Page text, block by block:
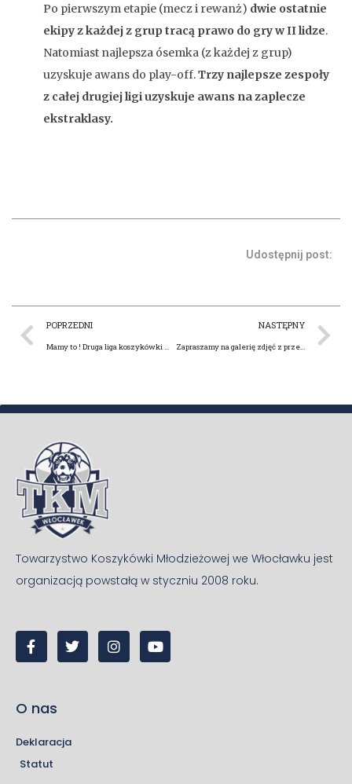
Po pierwszym etapie (mecz i rewanż) dwie ostatnie
ekipy z każdej z grup tracą prawo do gry w II lidze.
Natomiast najlepsza ósemka (z każdej z grup)
uzyskuje awans do play-off.Trzy najlepsze zespoły
z całej drugiej ligi uzyskuje awans na zaplecze
ekstraklasy.
Udostępnij post:
POPRZEDNI NASTĘPNY
Zapraszamy na galerię zdjęć z przedsezonowego obozu, który prowadzi Milija Bogicević
Towarzystwo Koszykówki Młodzieżowej we Włocławku jest
organizacją powstałą w styczniu 2008 roku.
O nas
Deklaracja
Statut